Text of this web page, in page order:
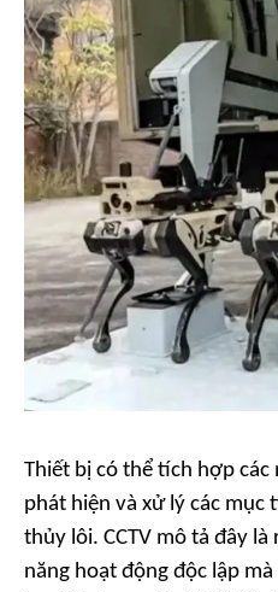
Thiết bị có thể tích hợp
phát hiện và xử lý các
thủy lôi. CCTV mô tả đây
năng hoạt động độc lập